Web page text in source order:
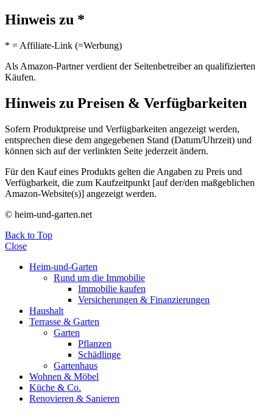
Hinweis zu *
* = Affiliate-Link (=Werbung)
Als Amazon-Partner verdient der Seitenbetreiber an qualifizierten
Käufen.
Hinweis zu Preisen & Verfügbarkeiten
Sofern Produktpreise und Verfügbarkeiten angezeigt werden,
entsprechen diese dem angegebenen Stand (Datum/Uhrzeit) und
können sich auf der verlinkten Seite jederzeit ändern.
Für den Kauf eines Produkts gelten die Angaben zu Preis und
Verfügbarkeit, die zum Kaufzeitpunkt [auf der/den maßgeblichen
Amazon-Website(s)] angezeigt werden.
© heim-und-garten.net
Back to Top
Close
Heim-und-Garten
Rund um die Immobilie
Immobilie kaufen
Versicherungen & Finanzierungen
Haushalt
Terrasse & Garten
Garten
Pflanzen
Schädlinge
Gartenhaus
Wohnen & Möbel
Küche & Co.
Renovieren & Sanieren